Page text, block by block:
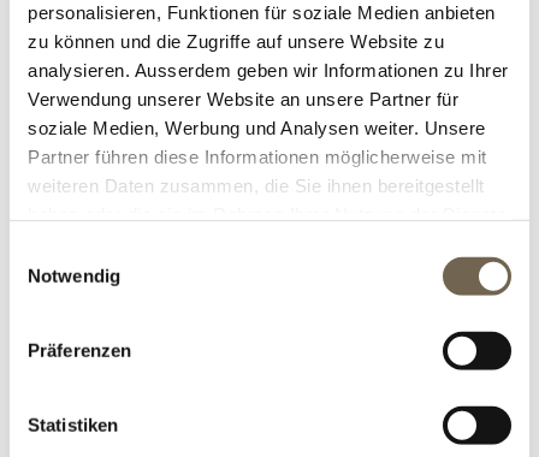
personalisieren, Funktionen für soziale Medien anbieten
zu können und die Zugriffe auf unsere Website zu
analysieren. Ausserdem geben wir Informationen zu Ihrer
Verwendung unserer Website an unsere Partner für
soziale Medien, Werbung und Analysen weiter. Unsere
Partner führen diese Informationen möglicherweise mit
weiteren Daten zusammen, die Sie ihnen bereitgestellt
Notwendig
Präferenzen
Statistiken
Land:
*